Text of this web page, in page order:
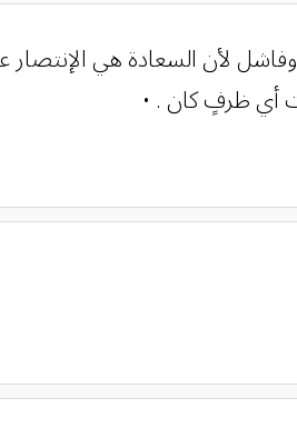
لأن السعادة هي
أي ظرفٍ كان . •